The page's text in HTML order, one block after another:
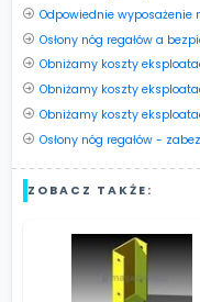
Odpowiednie
Osłony nóg regałów a
Obniżamy koszty
Obniżamy koszty
Obniżamy koszty
Osłony nóg regałów -
ZOBACZ TAKŻE: